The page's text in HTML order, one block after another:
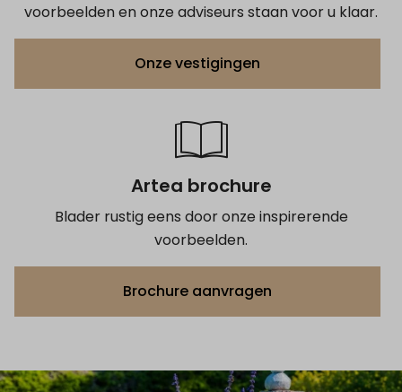
voorbeelden en onze adviseurs staan voor u klaar.
Onze vestigingen
Artea brochure
Blader rustig eens door onze inspirerende
voorbeelden.
Brochure aanvragen